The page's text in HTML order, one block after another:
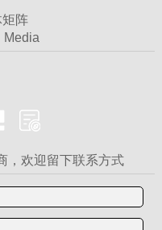
阵
Media
，欢迎留下联系方式